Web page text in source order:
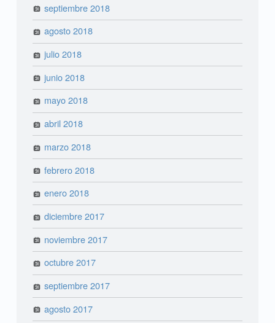
septiembre 2018
agosto 2018
julio 2018
junio 2018
mayo 2018
abril 2018
marzo 2018
febrero 2018
enero 2018
diciembre 2017
noviembre 2017
octubre 2017
septiembre 2017
agosto 2017